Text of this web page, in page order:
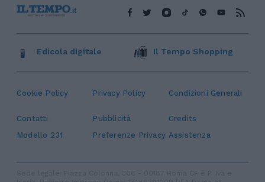
Cookie Policy Privacy Policy Condizioni Generali
Contatti Pubblicità
Credits
Modello 231
Preferenze Privacy Assistenza
Edicola digitale Il Tempo Shopping